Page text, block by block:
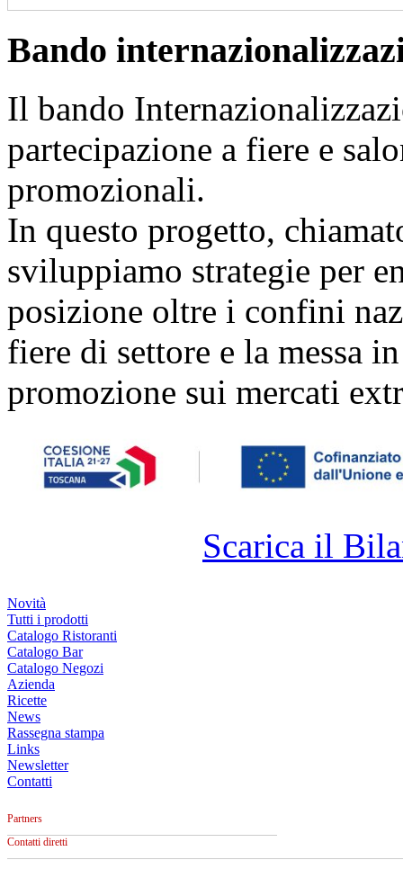
Bando
Il bando
partecipazione a fiere e
promozionali.
In questo progetto,
sviluppiamo strategie per
posizione oltre i confini
fiere di settore e la messa
promozione sui mercati
Scarica il
Novità
Tutti i prodotti
Catalogo Ristoranti
Catalogo Bar
Catalogo Negozi
Azienda
Ricette
News
Rassegna stampa
Links
Newsletter
Contatti
Partners
Contatti diretti